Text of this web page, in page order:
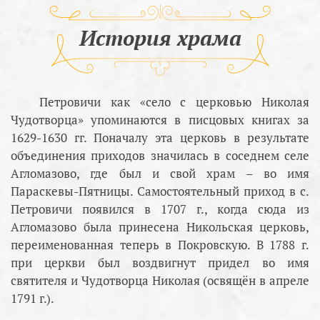
История храма
Петровичи как «село с церковью Николая
Чудотворца» упоминаются в писцовых книгах за
1629-1630 гг. Поначалу эта церковь в результате
объединения приходов значилась в соседнем селе
Агломазово, где был и свой храм – во имя
Параскевы-Пятницы. Самостоятельный приход в с.
Петровичи появился в 1707 г., когда сюда из
Агломазово была принесена Никольская церковь,
переименованная теперь в Покровскую. В 1788 г.
при церкви был воздвигнут придел во имя
святителя и Чудотворца Николая (освящён в апреле
1791 г.).